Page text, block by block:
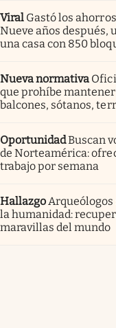
Viral Gastó los
Nueve años después,
una casa con 850
Nueva normativa
que prohíbe
balcones, sótanos,
OportunidadBuscan
de Norteamérica:
trabajo por semana
Hallazgo Arqueólogos
la humanidad:
maravillas del mundo